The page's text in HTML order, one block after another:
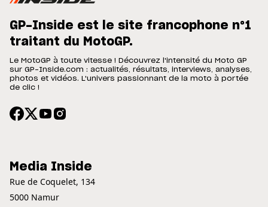
GP-Inside est le site francophone n°1
traitant du MotoGP.
Le MotoGP à toute vitesse ! Découvrez l'intensité du Moto GP
sur GP-Inside.com : actualités, résultats, interviews, analyses,
photos et vidéos. L'univers passionnant de la moto à portée
de clic !
Media Inside
Rue de Coquelet, 134
5000 Namur